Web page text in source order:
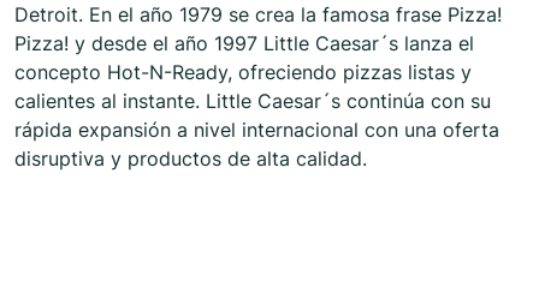
Detroit. En el año 1979 se crea la famosa frase Pizza!
Pizza! y desde el año 1997 Little Caesar´s lanza el
concepto Hot-N-Ready, ofreciendo pizzas listas y
calientes al instante. Little Caesar´s continúa con su
rápida expansión a nivel internacional con una oferta
disruptiva y productos de alta calidad.